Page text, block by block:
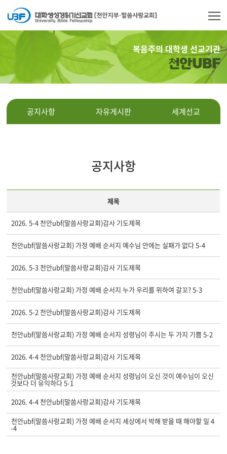
복음주의 대학생 선교기관
천안UBF
공지사항 자유게시판 세계선교
공지사항
제목
2026. 5-4 천안ubf(말씀사랑교회)감사 기도제목
천안ubf(말씀사랑교회) 가정 예배 순서지 예수님 안에는 실패가 없다 5-4
2026. 5-3 천안ubf(말씀사랑교회)감사 기도제목
천안ubf(말씀사랑교회) 가정 예배 순서지 누가 우리를 위하여 갈꼬? 5-3
2026. 5-2 천안ubf(말씀사랑교회)감사 기도제목
천안ubf(말씀사랑교회) 가정 예배 순서지 성령님이 주시는 두 가지 기쁨 5-2
2026. 4-4 천안ubf(말씀사랑교회)감사 기도제목
천안ubf(말씀사랑교회) 가정 예배 순서지 성령님이 오신 것이 예수님이 오신
것보다 더 유익하다 5-1
2026. 4-4 천안ubf(말씀사랑교회)감사 기도제목
천안ubf(말씀사랑교회) 가정 예배 순서지 세상에서 박해 받을 때 해야할 일 4
-4